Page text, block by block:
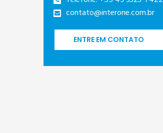
contato@interone.com.br
ENTRE EM CONTATO